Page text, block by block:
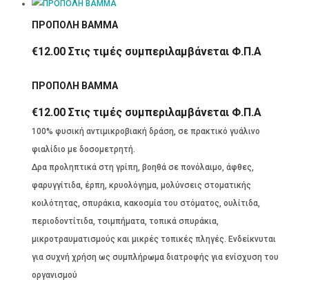
ΠΡΟΠΟΛΗ ΒΑΜΜΑ
€12.00 Στις τιμές συμπεριλαμβάνεται Φ.Π.Α
ΠΡΟΠΟΛΗ ΒΑΜΜΑ
€12.00 Στις τιμές συμπεριλαμβάνεται Φ.Π.Α
100% φυσική αντιμικροβιακή δράση, σε πρακτικό γυάλινο
φιαλίδιο με δοσομετρητή.
Δρα προληπτικά στη γρίπη, βοηθά σε πονόλαιμο, άφθες,
φαρυγγίτιδα, έρπη, κρυολόγημα, μολύνσεις στοματικής
κοιλότητας, σπυράκια, κακοσμία του στόματος, ουλίτιδα,
περιοδοντίτιδα, τσιμπήματα, τοπικά σπυράκια,
μικροτραυματισμούς και μικρές τοπικές πληγές. Ενδείκνυται
για συχνή χρήση ως συμπλήρωμα διατροφής για ενίσχυση του
οργανισμού